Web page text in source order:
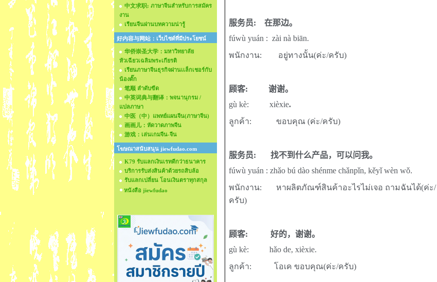
中文求职: ภาษาจีนสำหรับการสมัคร
งาน
เรียนจีนผ่านบทความน่ารู้
好内容与网站：เว็บไซด์ที่มีประโยชน์
华侨崇圣大学：มหาวิทยาลัย
หัวเฉียวเฉลิมพระเกียรติ
เรียนภาษาจีนธุรกิจผ่านเเล็กเชอร์กับ
น้องตั๊ก
笔顺 ลำดับขีด
中英词典与翻译：พจนานุกรม /
แปลภาษา
中医（中）แพทย์แผนจีน(ภาษาจีน)
画画儿：หัดวาดภาพจีน
游戏：เล่นเกมจีน-จีน
โฆษณาสนับสนุน jiewfudao.com
K79 รับแลกเงินเรทดีกว่าธนาคาร
บริการรับส่งสินค้าด้วยรถสิบล้อ
รับแลกเปลี่ยน โอนเงินตราทุกสกุล
หนังสือ jiewfudao
服务员:在那边。
fúwù yuán : zài nà biān.
พนักงาน: อยู่ทางนั้น(ค่ะ/ครับ)
顾客:
谢谢。
gù kè:
xièxie.
ลูกค้า:
ขอบคุณ(ค่ะ/ครับ)
服务员:
找不到什么产品，可以问我。
fúwù yuán : zhǎo bú dào shénme chǎnpǐn, kěyǐ wèn wǒ.
พนักงาน:
หาผลิตภัณฑ์สินค้าอะไรไม่เจอ ถามฉันได้(ค่ะ/
ครับ)
顾客:
好的，谢谢。
gù kè: hǎo de, xièxie.
ลูกค้า:
โอเค ขอบคุณ(ค่ะ/ครับ)